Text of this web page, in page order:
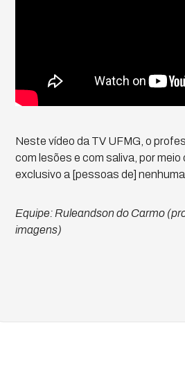
Neste vídeo da TV UFMG, o
com lesões e com saliva, por
exclusivo a [pessoas de]
Equipe: Ruleandson do Carmo
imagens)